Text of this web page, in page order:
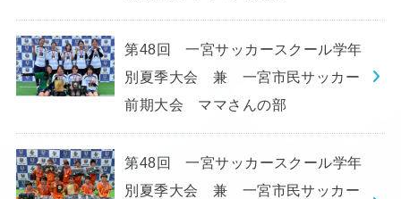
第48回 一宮サッカースクール学年
別夏季大会 兼 一宮市民サッカー
前期大会 ママさんの部
第48回 一宮サッカースクール学年
別夏季大会 兼 一宮市民サッカー